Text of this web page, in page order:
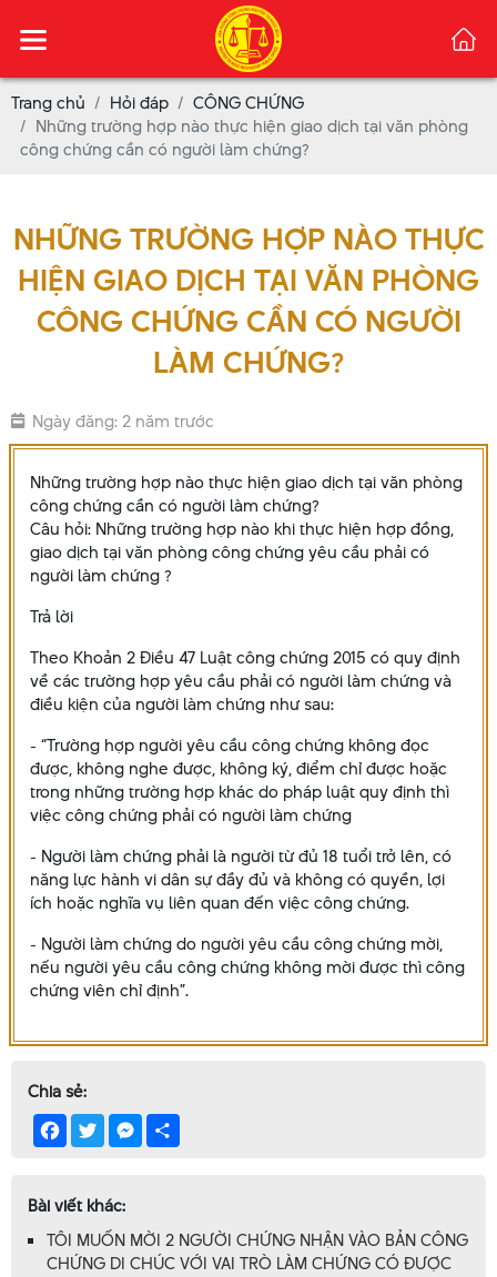
Trang chủ Hỏi đáp
CÔNG CHỨNG
Những trường hợp nào thực hiện giao dịch tại văn phòng
công chứng cần có người làm chứng?
NHỮNG TRƯỜNG HỢP NÀO THỰC
HIỆN GIAO DỊCH TẠI VĂN PHÒNG
CÔNG CHỨNG CẦN CÓ NGƯỜI
LÀM CHỨNG?
Ngày đăng: 2 năm trước
Những trường hợp nào thực hiện giao dịch tại văn phòng
công chứng cần có người làm chứng?
Câu hỏi: Những trường hợp nào khi thực hiện hợp đồng,
giao dịch tại văn phòng công chứng yêu cầu phải có
người làm chứng ?
Trả lời
Theo Khoản 2 Điều 47 Luật công chứng 2015 có quy định
về các trường hợp yêu cầu phải có người làm chứng và
điều kiện của người làm chứng như sau:
- “Trường hợp người yêu cầu công chứng không đọc
được, không nghe được, không ký, điểm chỉ được hoặc
trong những trường hợp khác do pháp luật quy định thì
việc công chứng phải có người làm chứng
- Người làm chứng phải là người từ đủ 18 tuổi trở lên, có
năng lực hành vi dân sự đầy đủ và không có quyền, lợi
ích hoặc nghĩa vụ liên quan đến việc công chứng.
- Người làm chứng do người yêu cầu công chứng mời,
nếu người yêu cầu công chứng không mời được thì công
chứng viên chỉ định”.
Chia sẻ:
Facebook
TwitterMessenger
Bài viết khác:
TÔI MUỐN MỜI 2 NGƯỜI CHỨNG NHẬN VÀO BẢN CÔNG
CHỨNG DI CHÚC VỚI VAI TRÒ LÀM CHỨNG CÓ ĐƯỢC